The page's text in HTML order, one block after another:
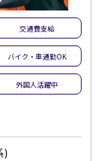
交通費支給
バイク・車通勤OK
外国人活躍中
)